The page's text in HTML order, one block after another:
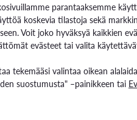
parantaaksemme
koskevia tilastoja sekä
Voit joko hyväksyä kaikkien
evästeet tai valita
tekemääsi valintaa oikean
suostumusta" –painikkeen tai